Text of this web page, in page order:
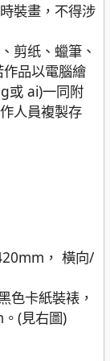
裝畫，不得涉
、剪纸、 蠟筆 、
作品以電腦繪
或 ai)一同附
人員複製存
， 橫向/
色卡紙裝裱，
(見右圖)